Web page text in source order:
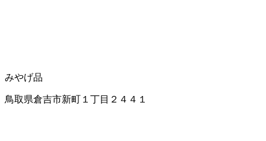
みやげ品
鳥取県倉吉市新町１丁目２４４１